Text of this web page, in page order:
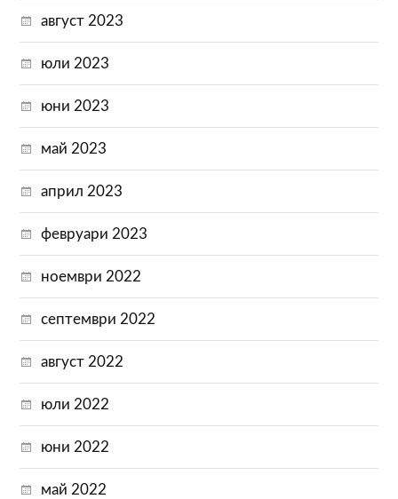
август 2023
юли 2023
юни 2023
май 2023
април 2023
февруари 2023
ноември 2022
септември 2022
август 2022
юли 2022
юни 2022
май 2022